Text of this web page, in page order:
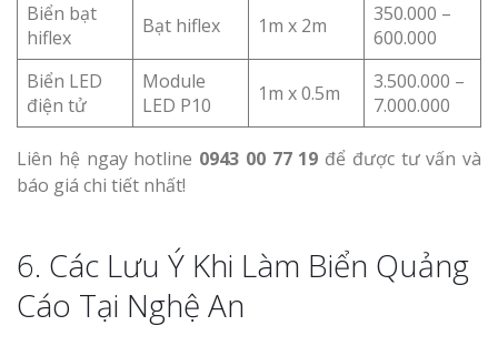
Biển bạt
hiflex
Bạt hiflex 1m x 2m
350.000 –
600.000
Biển LED
điện tử
Module
LED P10
1m x 0.5m
3.500.000 –
7.000.000
Liên hệ ngay hotline 0943 00 77 19 để được tư vấn và
báo giá chi tiết nhất!
6. Các Lưu Ý Khi Làm Biển Quảng
Cáo Tại Nghệ An